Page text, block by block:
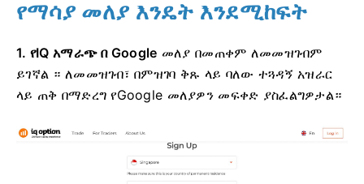
የማሳያ መለያ እንዴት እንደሚከፍት
1. የIQ አማራጭ በ Google መለያ በመጠቀም ለመመዝገብም
ይገኛል ። ለመመዝገብ፣ በምዝገባ ቅጹ ላይ ባለው ተጓዳኝ አዝራር
ላይ ጠቅ በማድረግ የGoogle መለያዎን መፍቀድ ያስፈልግዎታል።